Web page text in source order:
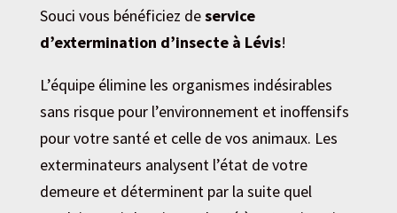
Souci vous bénéficiez deservice
d’extermination d’insecte à Lévis!
L’équipe élimine les organismes indésirables
sans risque pour l’environnement et inoffensifs
pour votre santé et celle de vos animaux. Les
exterminateurs analysent l’état de votre
demeure et déterminent par la suite quel